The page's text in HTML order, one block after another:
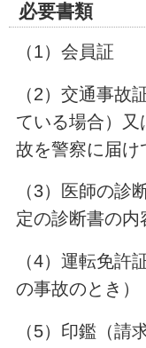
必要書類
（1）会員証
（2）交通事故
ている場合）
故を警察に届け
（3）医師の診
定の診断書の内
（4）運転免許
の事故のとき）
（5）印鑑（請